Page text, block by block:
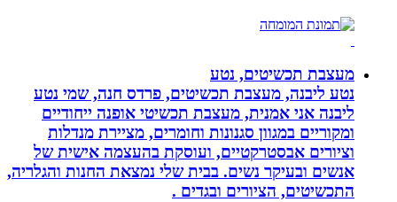
מעצבת תכשיטים, נטע
נטע ליבנה, מעצבת תכשיטים, פרדס חנה, שמי נטע
ליבנה אני אמנית, מעצבת תכשיטי אופנה ייחודיים
ומקוריים במגוון סגנונות וחומרים, מציירת מנדלות
וציורים אבסטרקטיים, ועוסקת בהעצמה אישית של
אנשים ובעיקר נשים. בבית שלי נמצאת החנות והגלריה,
התכשיטים, הציורים ובגדים .